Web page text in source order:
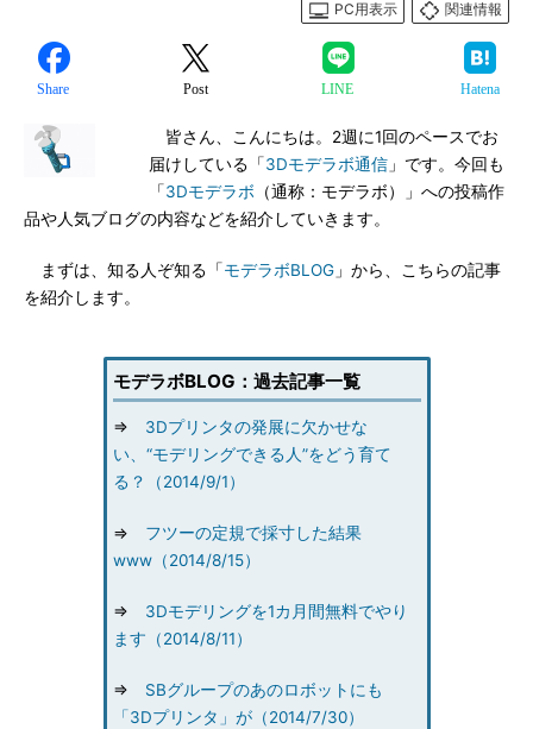
PC用表示
関連情報
Share Post LINE Hatena
皆さん、こんにちは。2週に1回のペースでお
届けしている「3Dモデラボ通信 」です。今回も
「3Dモデラボ （通称：モデラボ）」への投稿作
品や人気ブログの内容などを紹介していきます。
まずは、知る人ぞ知る「モデラボBLOG 」から、こちらの記事
を紹介します。
モデラボBLOG：過去記事一覧
⇒ 3Dプリンタの発展に欠かせな
い、“モデリングできる人”をどう育て
る？（2014/9/1）
⇒ フツーの定規で採寸した結果
www（2014/8/15）
⇒ 3Dモデリングを1カ月間無料でやり
ます（2014/8/11）
⇒ SBグループのあのロボットにも
「3Dプリンタ」が（2014/7/30）